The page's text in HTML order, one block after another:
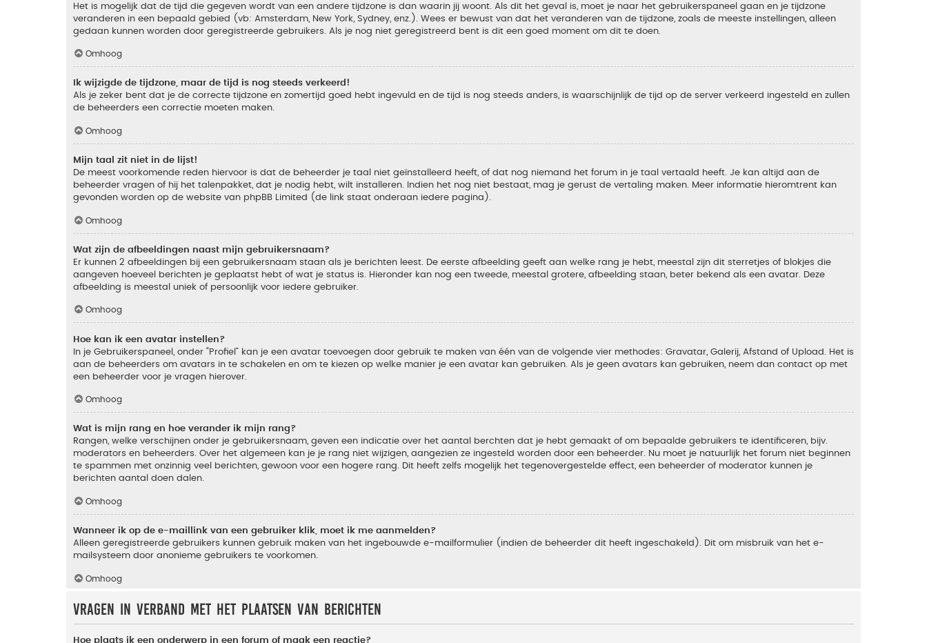
Het is mogelijk dat de tijd die gegeven wordt van een andere tijdzone is dan waarin jij woont. Als dit het geval is, moet je naar het gebruikerspaneel gaan en je tijdzone
veranderen in een bepaald gebied (vb: Amsterdam, New York, Sydney, enz.). Wees er bewust van dat het veranderen van de tijdzone, zoals de meeste instellingen, alleen
gedaan kunnen worden door geregistreerde gebruikers. Als je nog niet geregistreerd bent is dit een goed moment om dit te doen.
Omhoog
Ik wijzigde de tijdzone, maar de tijd is nog steeds verkeerd!
Als je zeker bent dat je de correcte tijdzone en zomertijd goed hebt ingevuld en de tijd is nog steeds anders, is waarschijnlijk de tijd op de server verkeerd ingesteld en zullen
de beheerders een correctie moeten maken.
Omhoog
Mijn taal zit niet in de lijst!
De meest voorkomende reden hiervoor is dat de beheerder je taal niet geïnstalleerd heeft, of dat nog niemand het forum in je taal vertaald heeft. Je kan altijd aan de
beheerder vragen of hij het talenpakket, dat je nodig hebt, wilt installeren. Indien het nog niet bestaat, mag je gerust de vertaling maken. Meer informatie hieromtrent kan
gevonden worden op de website van phpBB Limited (de link staat onderaan iedere pagina).
Omhoog
Wat zijn de afbeeldingen naast mijn gebruikersnaam?
Er kunnen 2 afbeeldingen bij een gebruikersnaam staan als je berichten leest. De eerste afbeelding geeft aan welke rang je hebt, meestal zijn dit sterretjes of blokjes die
aangeven hoeveel berichten je geplaatst hebt of wat je status is. Hieronder kan nog een tweede, meestal grotere, afbeelding staan, beter bekend als een avatar. Deze
afbeelding is meestal uniek of persoonlijk voor iedere gebruiker.
Omhoog
Hoe kan ik een avatar instellen?
In je Gebruikerspaneel, onder “Profiel” kan je een avatar toevoegen door gebruik te maken van één van de volgende vier methodes: Gravatar, Galerij, Afstand of Upload. Het is
aan de beheerders om avatars in te schakelen en om te kiezen op welke manier je een avatar kan gebruiken. Als je geen avatars kan gebruiken, neem dan contact op met
een beheerder voor je vragen hierover.
Omhoog
Wat is mijn rang en hoe verander ik mijn rang?
Rangen, welke verschijnen onder je gebruikersnaam, geven een indicatie over het aantal berchten dat je hebt gemaakt of om bepaalde gebruikers te identificeren, bijv.
moderators en beheerders. Over het algemeen kan je je rang niet wijzigen, aangezien ze ingesteld worden door een beheerder. Nu moet je natuurlijk het forum niet beginnen
te spammen met onzinnig veel berichten, gewoon voor een hogere rang. Dit heeft zelfs mogelijk het tegenovergestelde effect, een beheerder of moderator kunnen je
berichten aantal doen dalen.
Omhoog
Wanneer ik op de e-maillink van een gebruiker klik, moet ik me aanmelden?
Alleen geregistreerde gebruikers kunnen gebruik maken van het ingebouwde e-mailformulier (indien de beheerder dit heeft ingeschakeld). Dit om misbruik van het e-
mailsysteem door anonieme gebruikers te voorkomen.
Omhoog
Vragen in verband met het plaatsen van berichten
Hoe plaats ik een onderwerp in een forum of maak een reactie?